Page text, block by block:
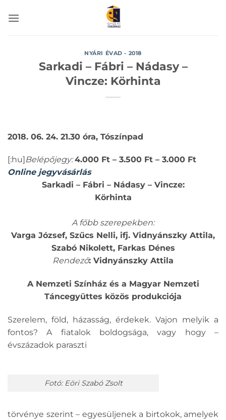
NYÁRI ÉVAD - 2018
Sarkadi – Fábri – Nádasy –
Vincze: Körhinta
2018. 06. 24. 21.30 óra, Tószínpad
[:hu] Belépőjegy:4.000 Ft – 3.500 Ft – 3.000 Ft
Online jegyvásárlás
Sarkadi – Fábri – Nádasy – Vincze:
Körhinta
A főbb szerepekben:
Varga József, Szűcs Nelli, ifj. Vidnyánszky Attila,
Szabó Nikolett, Farkas Dénes
Rendező: Vidnyánszky Attila
A Nemzeti Színház és a Magyar Nemzeti
Táncegyüttes közös produkciója
Szerelem, föld, házasság, érdekek. Vajon melyik a
fontos? A fiatalok boldogsága, vagy hogy –
évszázadok paraszti
Fotó: Eöri Szabó Zsolt
törvénye szerint – egyesüljenek a birtokok, amelyek